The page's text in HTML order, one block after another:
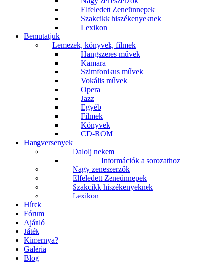
Elfeledett Zeneünnepek
Szakcikk hiszékenyeknek
Lexikon
Bemutatjuk
Lemezek, könyvek, filmek
Hangszeres művek
Kamara
Szimfonikus művek
Vokális művek
Opera
Jazz
Egyéb
Filmek
Könyvek
CD-ROM
Hangversenyek
Dalolj nekem
Információk a sorozathoz
Nagy zeneszerzők
Elfeledett Zeneünnepek
Szakcikk hiszékenyeknek
Lexikon
Hírek
Fórum
Ajánló
Játék
Kimernya?
Galéria
Blog